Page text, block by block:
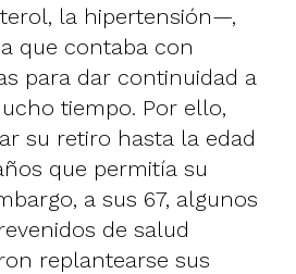
la hipertensión—,
que contaba con
para dar continuidad a
tiempo. Por ello,
su retiro hasta la edad
que permitía su
a sus 67, algunos
de salud
replantearse sus